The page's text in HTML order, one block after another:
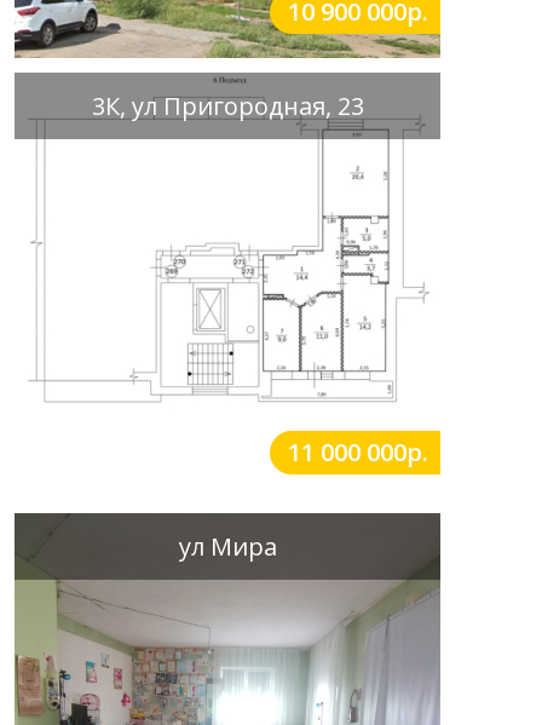
10 900 000р.
3К, ул Пригородная, 23
11 000 000р.
ул Мира